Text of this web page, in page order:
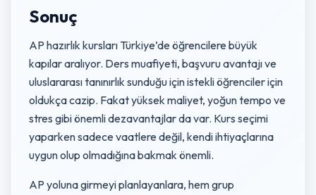
Sonuç
AP hazırlık kursları Türkiye’de öğrencilere büyük
kapılar aralıyor. Ders muafiyeti, başvuru avantajı ve
uluslararası tanınırlık sunduğu için istekli öğrenciler için
oldukça cazip. Fakat yüksek maliyet, yoğun tempo ve
stres gibi önemli dezavantajlar da var. Kurs seçimi
yaparken sadece vaatlere değil, kendi ihtiyaçlarına
uygun olup olmadığına bakmak önemli.
AP yoluna girmeyi planlayanlara, hem grup